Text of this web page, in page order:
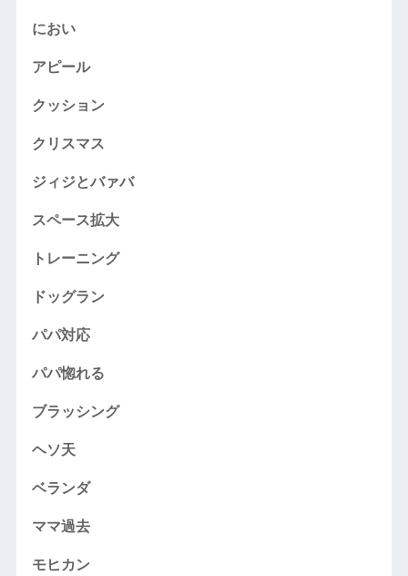
におい
アピール
クッション
クリスマス
ジィジとバァバ
スペース拡大
トレーニング
ドッグラン
パパ対応
パパ惚れる
ブラッシング
ヘソ天
ベランダ
ママ過去
モヒカン